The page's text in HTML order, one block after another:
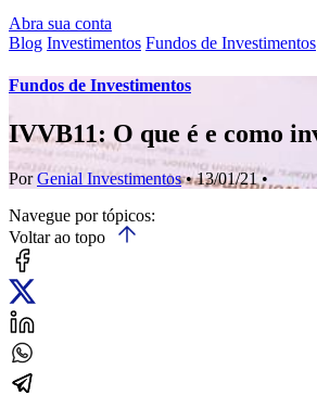
Abra sua conta
Blog Investimentos Fundos de Investimentos
Fundos de Investimentos
IVVB11: O que é e como
PorGenial Investimentos• 13/01/21 •
Navegue por tópicos:
Voltar ao topo